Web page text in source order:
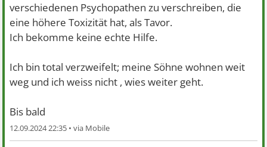
verschiedenen Psychopathen zu verschreiben, die
eine höhere Toxizität hat, als Tavor.
Ich bekomme keine echte Hilfe.
Ich bin total verzweifelt; meine Söhne wohnen weit
weg und ich weiss nicht , wies weiter geht.
Bis bald
12.09.2024 22:35 •